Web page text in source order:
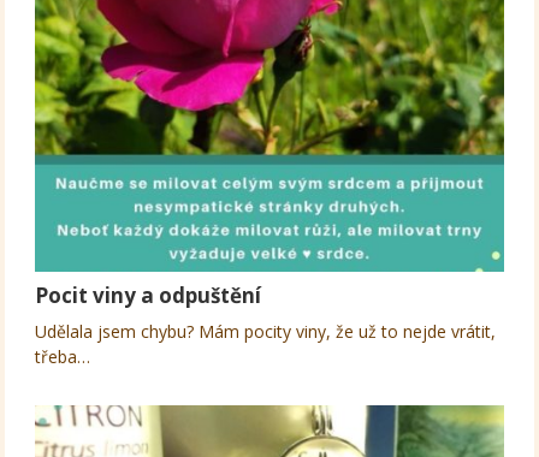
Pocit viny a odpuštění
Udělala jsem chybu? Mám pocity viny, že už to nejde vrátit,
třeba…